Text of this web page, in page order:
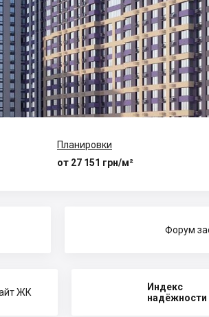
Планировки
от 27 151 грн/м²
Форум
ЖК
Индекс
надёжности